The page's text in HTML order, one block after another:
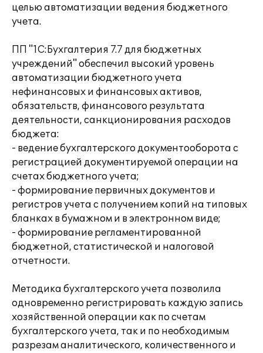
целью автоматизации ведения бюджетного
учета.
ПП "1С:Бухгалтерия 7.7 для бюджетных
учреждений" обеспечил высокий уровень
автоматизации бюджетного учета
нефинансовых и финансовых активов,
обязательств, финансового результата
деятельности, санкционирования расходов
бюджета:
- ведение бухгалтерского документооборота с
регистрацией документируемой операции на
счетах бюджетного учета;
- формирование первичных документов и
регистров учета с получением копий на типовых
бланках в бумажном и в электронном виде;
- формирование регламентированной
бюджетной, статистической и налоговой
отчетности.
Методика бухгалтерского учета позволила
одновременно регистрировать каждую запись
хозяйственной операции как по счетам
бухгалтерского учета, так и по необходимым
разрезам аналитического, количественного и